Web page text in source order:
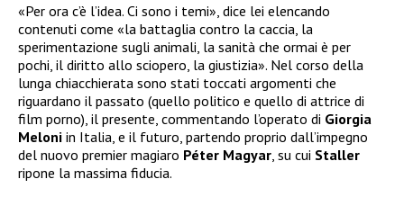
«Per ora c’è l’idea. Ci sono i temi», dice lei elencando
contenuti come «la battaglia contro la caccia, la
sperimentazione sugli animali, la sanità che ormai è per
pochi, il diritto allo sciopero, la giustizia». Nel corso della
lunga chiacchierata sono stati toccati argomenti che
riguardano il passato (quello politico e quello di attrice di
film porno), il presente, commentando l’operato di Giorgia
Meloni in Italia, e il futuro, partendo proprio dall’impegno
del nuovo premier magiaro Péter Magyar , su cui Staller
ripone la massima fiducia.